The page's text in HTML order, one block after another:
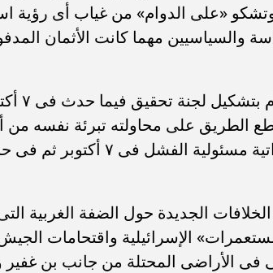
وتشكو «على الدوام» من غياب أى رؤية
والسياسيين مهما كانت الأثمان
الطريق على محاولته تبرئة نفسه
الفشل فى ٧ أكتوبر ثم فى حرب غزة.
الجديدة حول الضفة الغربية
الإسرائيلية واقتحامات الجيش
فى الأراضى المحتلة من جانب بن غفير